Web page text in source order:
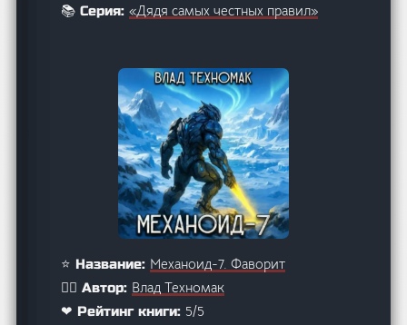
📚 Серия:«Дядя самых честных правил»
⭐ Название: Механоид-7. Фаворит
🙋‍♂️ Автор: Влад Техномак
❤ Рейтинг книги: 5/5